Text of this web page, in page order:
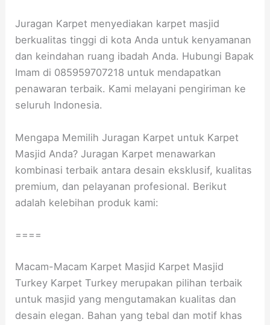
Juragan Karpet menyediakan karpet masjid
berkualitas tinggi di kota Anda untuk kenyamanan
dan keindahan ruang ibadah Anda. Hubungi Bapak
Imam di 085959707218 untuk mendapatkan
penawaran terbaik. Kami melayani pengiriman ke
seluruh Indonesia.
Mengapa Memilih Juragan Karpet untuk Karpet
Masjid Anda? Juragan Karpet menawarkan
kombinasi terbaik antara desain eksklusif, kualitas
premium, dan pelayanan profesional. Berikut
adalah kelebihan produk kami:
====
Macam-Macam Karpet Masjid Karpet Masjid
Turkey Karpet Turkey merupakan pilihan terbaik
untuk masjid yang mengutamakan kualitas dan
desain elegan. Bahan yang tebal dan motif khas